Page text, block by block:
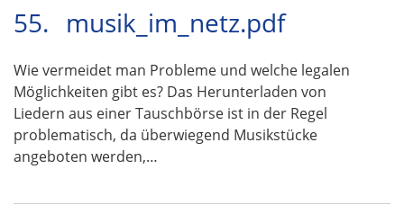
55. musik_im_netz.pdf
Wie vermeidet man Probleme und welche legalen
Möglichkeiten gibt es? Das Herunterladen von
Liedern aus einer Tauschbörse ist in der Regel
problematisch, da überwiegend Musikstücke
angeboten werden,…